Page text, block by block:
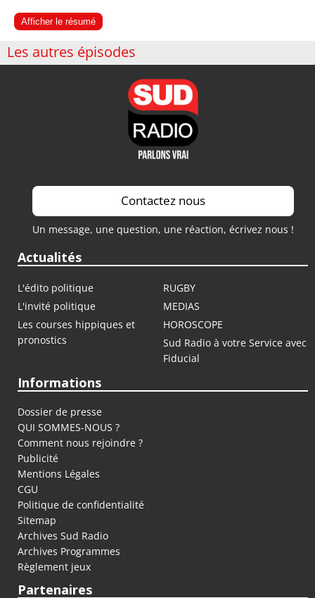
Afficher le résumé
Les autres épisodes
Contactez nous
Un message, une question, une réaction, écrivez nous !
Actualités
L'édito politique
RUGBY
L'invité politique
MEDIAS
Les courses hippiques et
pronostics
HOROSCOPE
Sud Radio à votre Service avec
Fiducial
Informations
Dossier de presse
QUI SOMMES-NOUS ?
Comment nous rejoindre ?
Publicité
Mentions Légales
CGU
Politique de confidentialité
Sitemap
Archives Sud Radio
Archives Programmes
Règlement jeux
Partenaires